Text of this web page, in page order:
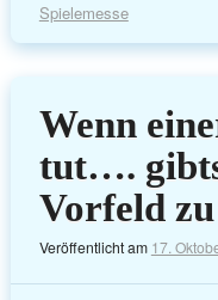
Spielemesse
Wenn
tut….
Vorfeld
Veröffentlicht am 17.